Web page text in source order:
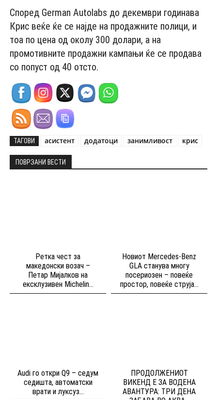
Според German Autolabs до декември годинава
Крис веќе ќе се најде на продажните полици, и
тоа по цена од околу 300 долари, а на
промотивните продажни кампањи ќе се продава
со попуст од 40 отсто.
ТАГОВИ асистент додатоци занимливост крис
ПОВРЗАНИ ВЕСТИ
Ретка чест за
македонски возач –
Петар Мијалков на
ексклузивен Michelin...
Новиот Mercedes-Benz
GLA станува многу
посериозен – повеќе
простор, повеќе струја...
Audi го откри Q9 – седум
седишта, автоматски
врати и луксуз...
ПРОДОЛЖЕНИОТ
ВИКЕНД Е ЗА ВОДЕНА
АВАНТУРА: ТРИ ДЕНА